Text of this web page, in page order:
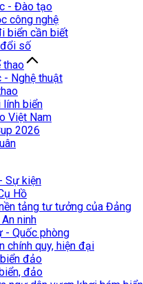
- Đào tạo
công nghệ
biển cần biết
số
thao
- Nghệ thuật
biển
Việt Nam
2026
Sự kiện
Hồ
tảng tư tưởng của Đảng
ninh
- Quốc phòng
chính quy, hiện đại
đảo
đảo